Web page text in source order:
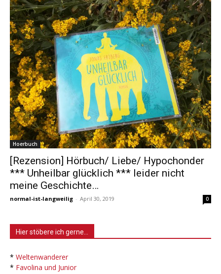
Hoerbuch
[Rezension] Hörbuch/ Liebe/ Hypochonder
*** Unheilbar glücklich *** leider nicht
meine Geschichte…
normal-ist-langweilig - April 30, 2019 0
Hier stöbere ich gerne…
* Weltenwanderer
* Favolina und Junior